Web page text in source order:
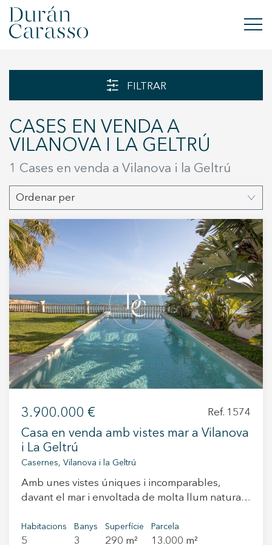
VENDRE
OBRA NOVA
INVERSIONS
GRUP DC
CONTACTE
+34 935 178 067
ES CA EN
FILTRAR
CASES EN VENDA A
VILANOVA I LA GELTRÚ
1 Cases en venda a Vilanova i la Geltrú
Ordenar per
3.900.000 € Ref. 1574
Casa en venda amb vistes mar a Vilanova
i La Geltrú
Casernes, Vilanova i la Geltrú
Amb unes vistes úniques i incomparables,
davant el mar i envoltada de molta llum natural
casa bicentenària reformada totalment amb molt
de gust. Es tracta d'una casa unifamiliar de dues
Habitacions
5
Banys
3
Superfície
290 m²
Parcela
13.000 m²